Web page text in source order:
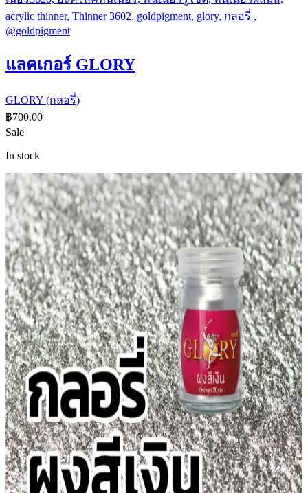
แลคเกอร์ GLORY
GLORY (กลอรี่)
฿700.00
Sale
In stock